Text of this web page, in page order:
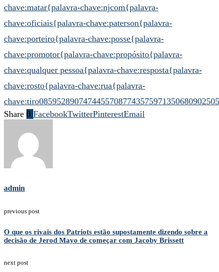
chave:matar{palavra-chave:njcom{palavra-
chave:oficiais{palavra-chave:paterson{palavra-
chave:porteiro{palavra-chave:posse{palavra-
chave:promotor{palavra-chave:propósito{palavra-
chave:qualquer pessoa{palavra-chave:resposta{palavra-
chave:rosto{palavra-chave:rua{palavra-
chave:tiro0859528907474455708774357597135068
Share 0 FacebookTwitterPinterestEmail
admin
previous post
O que os rivais dos Patriots estão supostamente dizendo sobre a
decisão de Jerod Mayo de começar com Jacoby Brissett
next post